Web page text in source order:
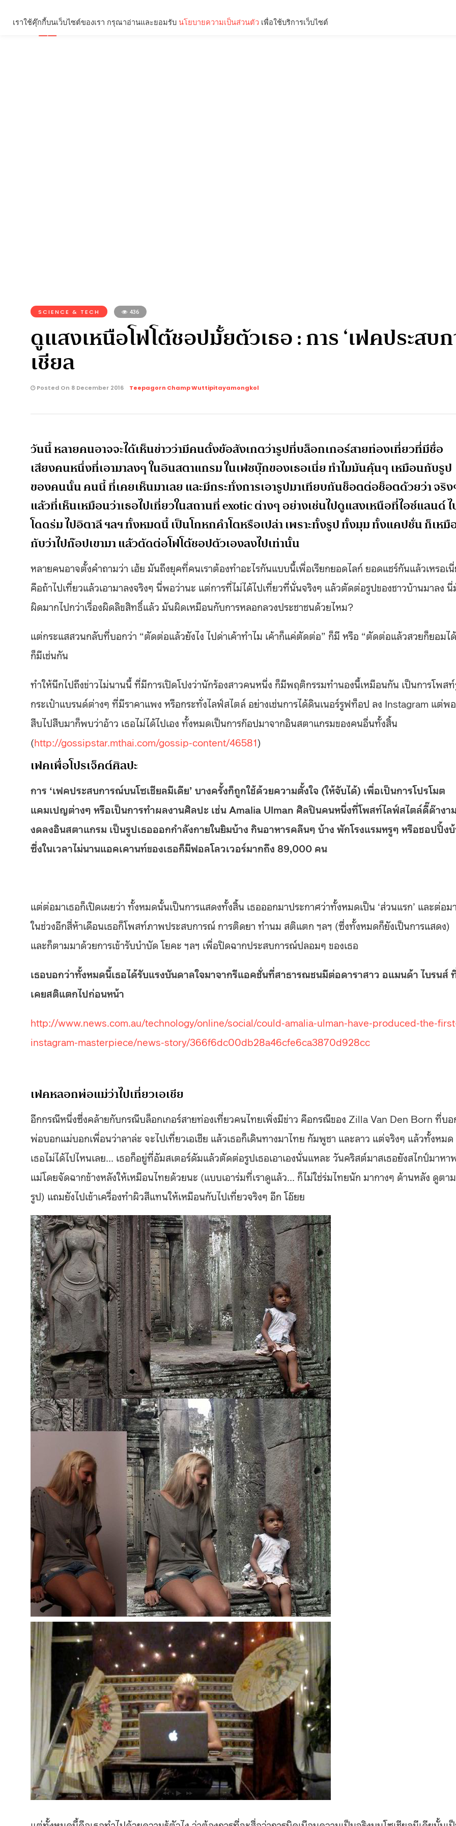
SCIENCE & TECH 436
ดูแสงเหนือโฟโต้ชอปมั้ยตัวเธอ : การ ‘เฟคประสบ
เชียล
Posted On 8 December 2016 Teepagorn Champ Wuttipitayamongkol
วันนี้ หลายคนอาจจะได้เห็นข่าวว่ามีคนตั้งข้อสังเกตว่ารูปที่บล็อกเกอร์สายท่องเที่ยวที่มีชื่อ
เสียงคนหนึ่งที่เอามาลงๆ ในอินสตาแกรม ในเฟซบุ๊กของเธอเนี่ย ทำไมมันคุ้นๆ เหมือนกับรูป
ของคนนั้น คนนี้ ที่เคยเห็นมาเลย และมีกระทั่งการเอารูปมาเทียบกันช็อตต่อช็อตด้วยว่า จริ
แล้วที่เห็นเหมือนว่าเธอไปเที่ยวในสถานที่ exotic ต่างๆ อย่างเช่นไปดูแสงเหนือที่ไอซ์แลนด์
โดดร่ม ไปอิตาลี ฯลฯ ทั้งหมดนี้ เป็นโกหกคำโตหรือเปล่า เพราะทั้งรูป ทั้งมุม ทั้งแคปชั่น ก็เห
กับว่าไปก๊อปเขามา แล้วตัดต่อโฟโต้ชอปตัวเองลงไปเท่านั้น
หลายคนอาจตั้งคำถามว่า เฮ้ย มันถึงยุคที่คนเราต้องทำอะไรกันแบบนี้เพื่อเรียกยอดไลก์ ยอดแชร์กันแล้วเหรอเ
คือถ้าไปเที่ยวแล้วเอามาลงจริงๆ นี่พอว่านะ แต่การที่ไม่ได้ไปเที่ยวที่นั่นจริงๆ แล้วตัดต่อรูปของชาวบ้านมาลง
ผิดมากไปกว่าเรื่องผิดลิขสิทธิ์แล้ว มันผิดเหมือนกับการหลอกลวงประชาชนด้วยไหม?
แต่กระแสสวนกลับที่บอกว่า “ตัดต่อแล้วยังไง ไปด่าเค้าทำไม เค้าก็แค่ตัดต่อ” ก็มี หรือ “ตัดต่อแล้วสวยก็ยอมไ
ก็มีเช่นกัน
ทำให้นึกไปถึงข่าวไม่นานนี้ ที่มีการเปิดโปงว่านักร้องสาวคนหนึ่ง ก็มีพฤติกรรมทำนองนี้เหมือนกัน เป็นการโพส
กระเป๋าแบรนด์ต่างๆ ที่มีราคาแพง หรือกระทั่งไลฟ์สไตล์ อย่างเช่นการได้ดินเนอร์รูฟท็อป ลง Instagram แต่พอ
สืบไปสืบมาก็พบว่าอ้าว เธอไม่ได้ไปเอง ทั้งหมดเป็นการก๊อปมาจากอินสตาแกรมของคนอื่นทั้งสิ้น
(http://gossipstar.mthai.com/gossip-content/46581)
เฟคเพื่อโปรเจ็คต์ศิลปะ
การ ‘เฟคประสบการณ์บนโซเชียลมีเดีย’ บางครั้งก็ถูกใช้ด้วยความตั้งใจ (ให้จับได้) เพื่อเป็นการโปรโมต
แคมเปญต่างๆ หรือเป็นการทำผลงานศิลปะ เช่น Amalia Ulman ศิลปินคนหนึ่งที่โพสท์ไลฟ์สไตล์ดี๊ด๊างา
งดลงอินสตาแกรม เป็นรูปเธอออกกำลังกายในยิมบ้าง กินอาหารคลีนๆ บ้าง พักโรงแรมหรูๆ หรือชอปปิ้ง
ซึ่งในเวลาไม่นานแอคเคานท์ของเธอก็มีฟอลโลวเวอร์มากถึง 89,000 คน
แต่ต่อมาเธอก็เปิดเผยว่า ทั้งหมดนั้นเป็นการแสดงทั้งสิ้น เธอออกมาประกาศว่าทั้งหมดเป็น ‘ส่วนแรก’ และต่อม
ในช่วงอีกสี่ห้าเดือนเธอก็โพสท์ภาพประสบการณ์ การติดยา ทำนม สติแตก ฯลฯ (ซึ่งทั้งหมดก็ยังเป็นการแสดง)
และก็ตามมาด้วยการเข้ารับบำบัด โยคะ ฯลฯ เพื่อปิดฉากประสบการณ์ปลอมๆ ของเธอ
เธอบอกว่าทั้งหมดนี้เธอได้รับแรงบันดาลใจมาจากรีแอคชั่นที่สาธารณชนมีต่อดาราสาว อแมนด้า ไบรนส์
เคยสติแตกไปก่อนหน้า
http://www.news.com.au/technology/online/social/could-amalia-ulman-have-produced-the-
instagram-masterpiece/news-story/366f6dc00db28a46cfe6ca3870d928cc
เฟคหลอกพ่อแม่ว่าไปเที่ยวเอเชีย
อีกกรณีหนึ่งซึ่งคล้ายกับกรณีบล็อกเกอร์สายท่องเที่ยวคนไทยเพิ่งมีข่าว คือกรณีของ​ Zilla Van Den Born ที่บ
พ่อบอกแม่บอกเพื่อนว่าลาล่ะ จะไปเที่ยวเอเชีย แล้วเธอก็เดินทางมาไทย กัมพูชา และลาว แต่จริงๆ แล้วทั้งหมด
เธอไม่ได้ไปไหนเลย… เธอก็อยู่ที่อัมสเตอร์ดัมแล้วตัดต่อรูปเธอเอาเองนั่นแหละ วันคริสต์มาสเธอยังสไกป์มาหา
แม่โดยจัดฉากข้างหลังให้เหมือนไทยด้วยนะ (แบบเอาร่มที่เราดูแล้ว… ก็ไม่ใช่ร่มไทยนัก มากางๆ ด้านหลัง ดูตาม
รูป) แถมยังไปเข้าเครื่องทำผิวสีแทนให้เหมือนกับไปเที่ยวจริงๆ อีก โอ๊ยย
เราใช้คุ๊กกี้บนเว็บไซต์ของเรา กรุณาอ่านและยอมรับ นโยบายความเป็นส่วนตัว เพื่อใช้บริการเว็บไซต์